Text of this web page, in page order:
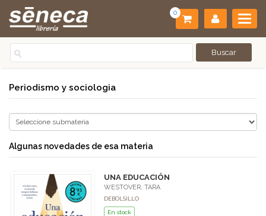
0
Periodismo y sociologia
Algunas novedades de esa materia
UNA EDUCACIÓN
WESTOVER, TARA
DEBOLSILLO
En stock